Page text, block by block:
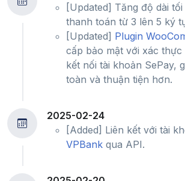
[Updated] Tăng độ dài
thanh toán từ 3 lên 5 ký
[Updated] Plugin
cấp bảo mật với xác thực
kết nối tài khoản SePay,
toàn và thuận tiện hơn.
2025-02-24
[Added] Liên kết với tài
VPBank qua API.